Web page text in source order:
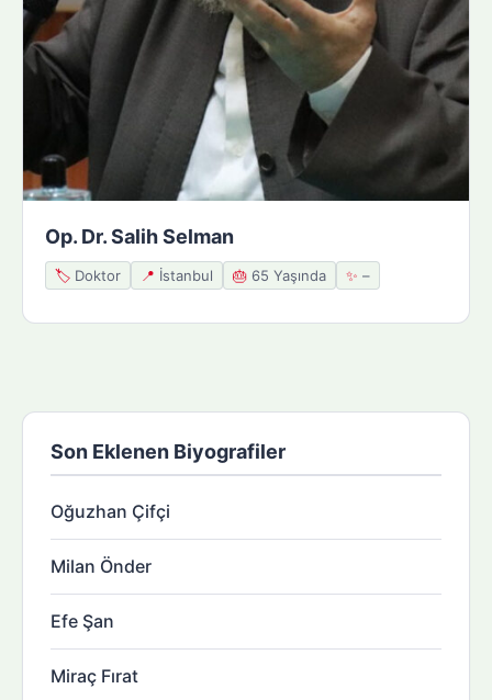
Op. Dr. Salih Selman
🏷️ Doktor 📍 İstanbul 🎂 65 Yaşında ✨ –
Son Eklenen Biyografiler
Oğuzhan Çifçi
Milan Önder
Efe Şan
Miraç Fırat